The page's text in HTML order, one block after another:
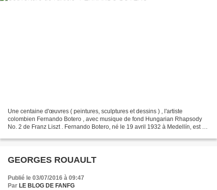
Une centaine d'œuvres ( peintures, sculptures et dessins ) , l'artiste
colombien Fernando Botero , avec musique de fond Hungarian Rhapsody
No. 2 de Franz Liszt . Fernando Botero, né le 19 avril 1932 à Medellín, est un
GEORGES ROUAULT
Publié le 03/07/2016 à 09:47
Par LE BLOG DE FANFG